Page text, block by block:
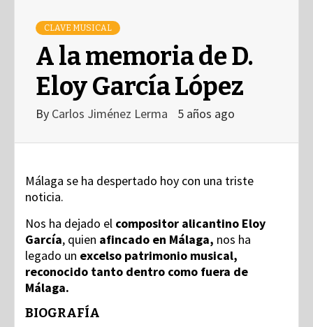
CLAVE MUSICAL
A la memoria de D.
Eloy García López
By Carlos Jiménez Lerma 5 años ago
Málaga se ha despertado hoy con una triste
noticia.
Nos ha dejado el compositor alicantino Eloy
García, quien afincado en Málaga, nos ha
legado un excelso patrimonio musical,
reconocido tanto dentro como fuera de
Málaga.
BIOGRAFÍA